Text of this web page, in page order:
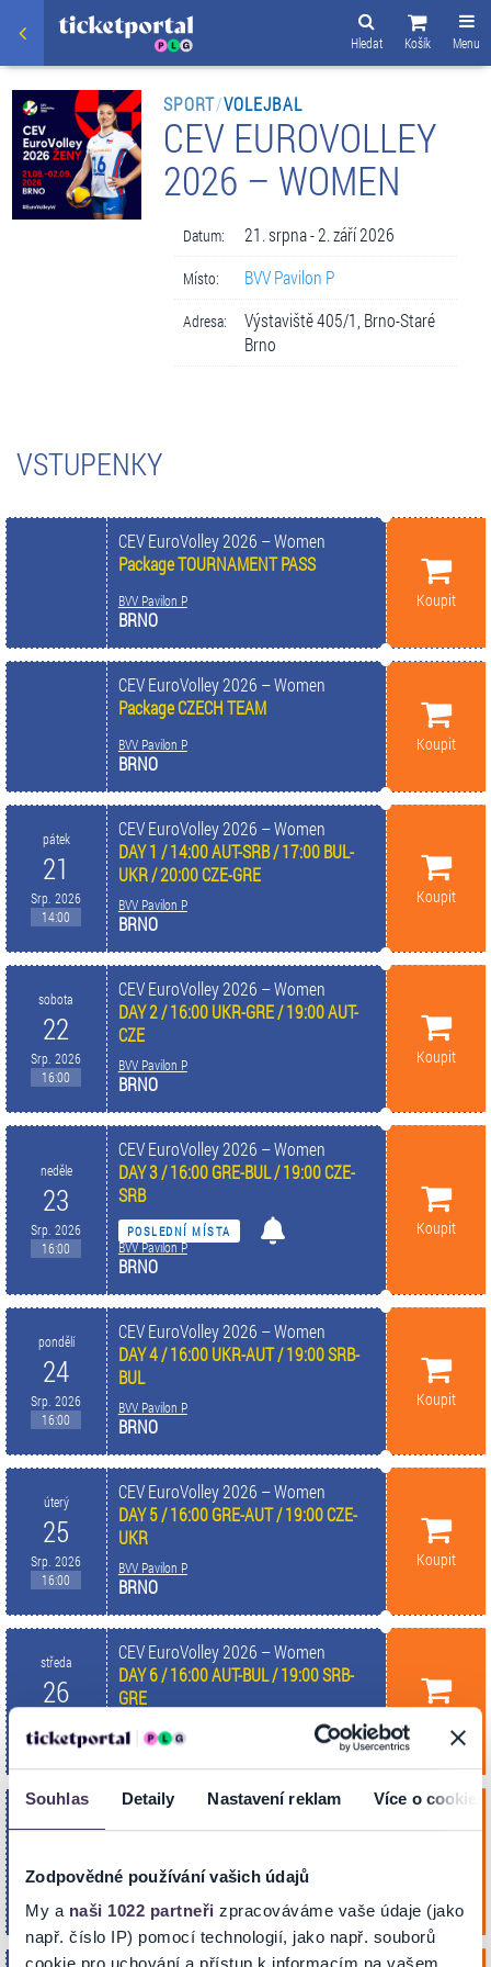
Souhlas Detaily Nastavení reklam Více o cookies
Zodpovědné používání vašich údajů
My a naši 1022 partneři zpracováváme vaše údaje (jako
např. číslo IP) pomocí technologií, jako např. souborů
Menu
Košík
Hledat
SPORT/VOLEJBAL
CEV EUROVOLLEY
2026 – WOMEN
Datum: 21. srpna - 2. září 2026
Místo: BVV Pavilon P
Adresa:
Výstaviště 405/1, Brno-Staré
Brno
VSTUPENKY
CEV EuroVolley 2026 – Women
Package TOURNAMENT PASS
BVV Pavilon P
BRNO
Koupit
CEV EuroVolley 2026 – Women
Package CZECH TEAM
BVV Pavilon P
BRNO
Koupit
pátek
21
Srp. 2026
14:00
CEV EuroVolley 2026 – Women
DAY 1 / 14:00 AUT-SRB / 17:00 BUL-
UKR / 20:00 CZE-GRE
BVV Pavilon P
BRNO
Koupit
sobota
22
Srp. 2026
16:00
CEV EuroVolley 2026 – Women
DAY 2 / 16:00 UKR-GRE / 19:00 AUT-
CZE
BVV Pavilon P
BRNO
Koupit
neděle
23
Srp. 2026
16:00
CEV EuroVolley 2026 – Women
DAY 3 / 16:00 GRE-BUL / 19:00 CZE-
SRB
POSLEDNÍ MÍSTA
BVV Pavilon P
BRNO
Koupit
pondělí
24
Srp. 2026
16:00
CEV EuroVolley 2026 – Women
DAY 4 / 16:00 UKR-AUT / 19:00 SRB-
BUL
BVV Pavilon P
BRNO
Koupit
úterý
25
Srp. 2026
16:00
CEV EuroVolley 2026 – Women
DAY 5 / 16:00 GRE-AUT / 19:00 CZE-
UKR
BVV Pavilon P
BRNO
Koupit
středa
26
16:00
CEV EuroVolley 2026 – Women
DAY 6 / 16:00 AUT-BUL / 19:00 SRB-
GRE
BVV Pavilon P
BRNO
Srp. 2026
CEV EuroVolley 2026 – Women
DAY 7 / 16:00 UKR-SRB / 19:00 CZE-
BVV Pavilon P
BRNO